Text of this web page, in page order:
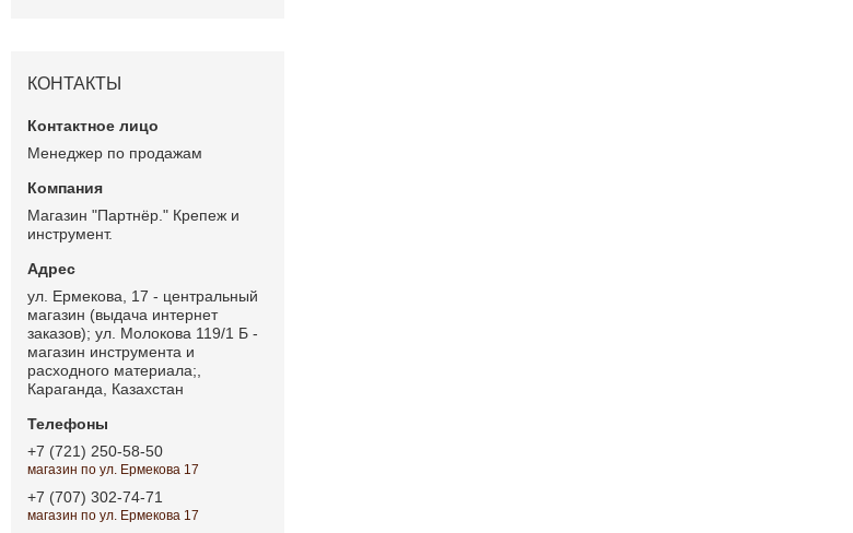
КОНТАКТЫ
Менеджер по продажам
Магазин "Партнёр." Крепеж и
инструмент.
ул. Ермекова, 17 - центральный
магазин (выдача интернет
заказов); ул. Молокова 119/1 Б -
магазин инструмента и
расходного материала;,
Караганда, Казахстан
+7 (721) 250-58-50
магазин по ул. Ермекова 17
+7 (707) 302-74-71
магазин по ул. Ермекова 17